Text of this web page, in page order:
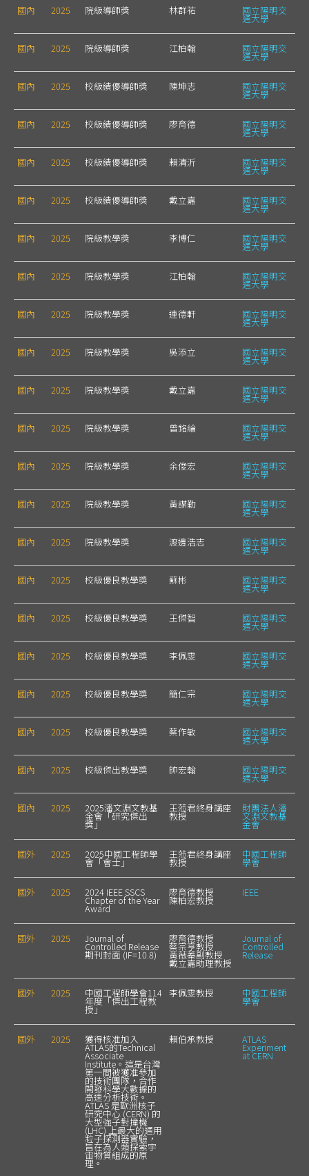
國內 2025 院級導師獎 林群祐 國立陽明交
通大學
國內 2025 院級導師獎 江柏翰 國立陽明交
通大學
國內 2025 校級績優導師獎 陳坤志 國立陽明交
通大學
國內 2025 校級績優導師獎 廖育德 國立陽明交
通大學
國內 2025 校級績優導師獎 賴清沂 國立陽明交
通大學
國內 2025 校級績優導師獎 戴立嘉 國立陽明交
通大學
國內 2025 院級教學獎 李博仁 國立陽明交
通大學
國內 2025 院級教學獎 江柏翰 國立陽明交
通大學
國內 2025 院級教學獎 連德軒 國立陽明交
通大學
國內 2025 院級教學獎 吳添立 國立陽明交
通大學
國內 2025 院級教學獎 戴立嘉 國立陽明交
通大學
國內 2025 院級教學獎 曾銘綸 國立陽明交
通大學
國內 2025 院級教學獎 余俊宏 國立陽明交
通大學
國內 2025 院級教學獎 黃謀勤 國立陽明交
通大學
國內 2025 院級教學獎 渡邊浩志 國立陽明交
通大學
國內 2025 校級優良教學獎 蘇彬 國立陽明交
通大學
國內 2025 校級優良教學獎 王傑智 國立陽明交
通大學
國內 2025 校級優良教學獎 李佩雯 國立陽明交
通大學
國內 2025 校級優良教學獎 簡仁宗 國立陽明交
通大學
國內 2025 校級優良教學獎 蔡作敏 國立陽明交
通大學
國內 2025 校級傑出教學獎 帥宏翰 國立陽明交
通大學
國內 2025 2025潘文淵文教基
金會「研究傑出
獎」
王蒞君終身講座
教授
財團法人潘
文淵文教基
金會
國外 2025 2025中國工程師學
會「會士」
王蒞君終身講座
教授
中國工程師
學會
國外 2025 2024 IEEE SSCS
Chapter of the Year
Award
廖育德教授
陳柏宏教授
IEEE
國外 2025 Journal of
Controlled Release
期刊封面 (IF=10.8)
廖育德教授
蔡宗亨教授
黃薇蓁副教授
戴立嘉助理教授
Journal of
Controlled
Release
國外 2025 中國工程師學會114
年度「傑出工程教
授」
李佩雯教授 中國工程師
學會
國外 2025 獲得核准加入
ATLAS的Technical
Associate
Institute。這是台灣
第一間被獲准參加
的技術團隊，合作
開發科學大數據的
高速分析技術。
ATLAS 是歐洲核子
研究中心 (CERN) 的
大型強子對撞機
(LHC) 上最大的通用
粒子探測器實驗，
旨在為人類探索宇
宙物質組成的原
理。
賴伯承教授 ATLAS
Experiment
at CERN